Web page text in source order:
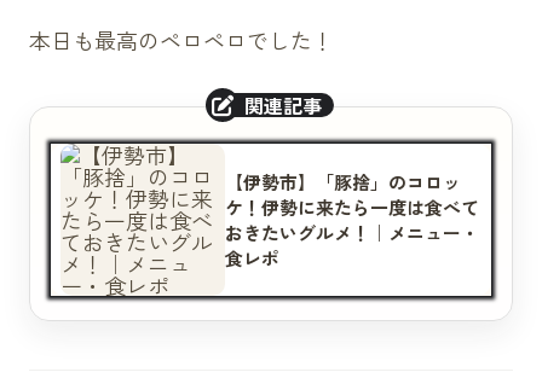
本日も最高のペロペロでした！
【伊勢市】「豚捨」のコロッ
ケ！伊勢に来たら一度は食べて
おきたいグルメ！｜メニュー・
食レポ